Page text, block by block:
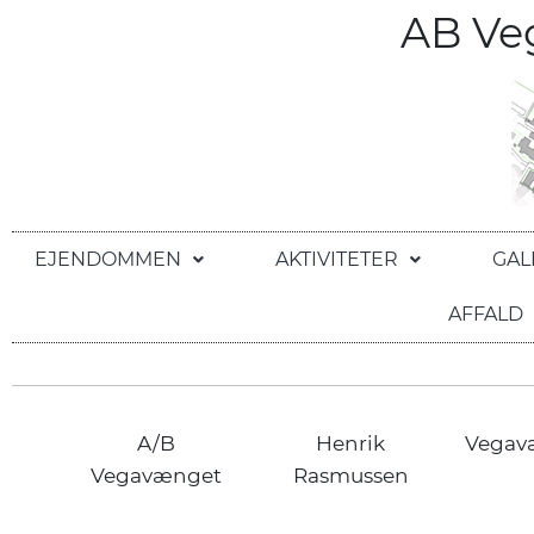
AB
EJENDOMMEN AKTIVITETER
AFFALD
A/B
Vegavænget
Henrik
Rasmussen